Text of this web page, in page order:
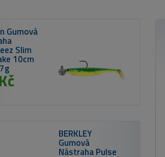
boilie 300g - Tygří
TB